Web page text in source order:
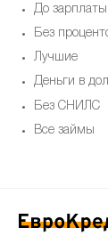
До зарплаты
Без
Лучшие
Деньги в
Без СНИЛС
Все займы